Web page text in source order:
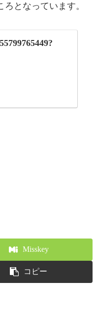
となっています。
Misskey
コピー